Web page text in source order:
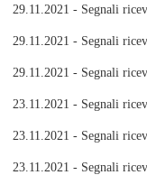
29.11.2021 - Segnali
29.11.2021 - Segnali
29.11.2021 - Segnali
23.11.2021 - Segnali
23.11.2021 - Segnali
23.11.2021 - Segnali